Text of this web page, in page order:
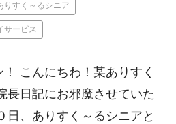
りすく～るシニア
サービス
こんにちわ！某ありすく
長日記にお邪魔させていた
日、ありすく～るシニアと